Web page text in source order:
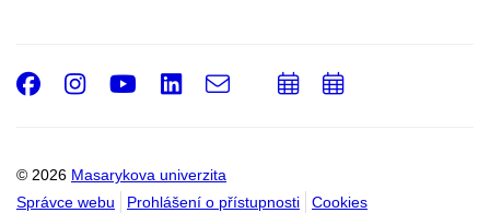
© 2026 Masarykova univerzita
Správce webu
Prohlášení o přístupnosti Cookies
Facebook
Instagram
Youtube
LinkedIn
e-
Email
PřidatPřidat